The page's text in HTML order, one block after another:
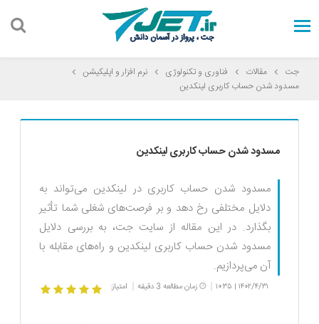
جت مقالات فناوری و تکنولوژی
نرم افزار و اپلیکیشن
مسدود شدن حساب کاربری لینکدین
مسدود شدن حساب کاربری لینکدین
مسدود شدن حساب کاربری در لینکدین می‌تواند به
دلایل مختلفی رخ دهد و بر فرصت‌های شغلی شما تأثیر
بگذارد. در این مقاله از سایت جت، به بررسی دلایل
مسدود شدن حساب کاربری لینکدین و راه‌های مقابله با
آن می‌پردازیم.
| زمان مطالعه 3 دقیقه امتیاز: